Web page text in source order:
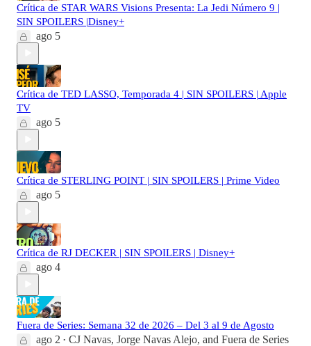
Crítica de STAR WARS Visions Presenta: La Jedi Número 9 |
SIN SPOILERS |Disney+
ago 5
Crítica de TED LASSO, Temporada 4 | SIN SPOILERS | Apple
TV
ago 5
Crítica de STERLING POINT | SIN SPOILERS | Prime Video
ago 5
Crítica de RJ DECKER | SIN SPOILERS | Disney+
ago 4
Fuera de Series: Semana 32 de 2026 – Del 3 al 9 de Agosto
ago 2 • CJ Navas, Jorge Navas Alejo, and Fuera de Series